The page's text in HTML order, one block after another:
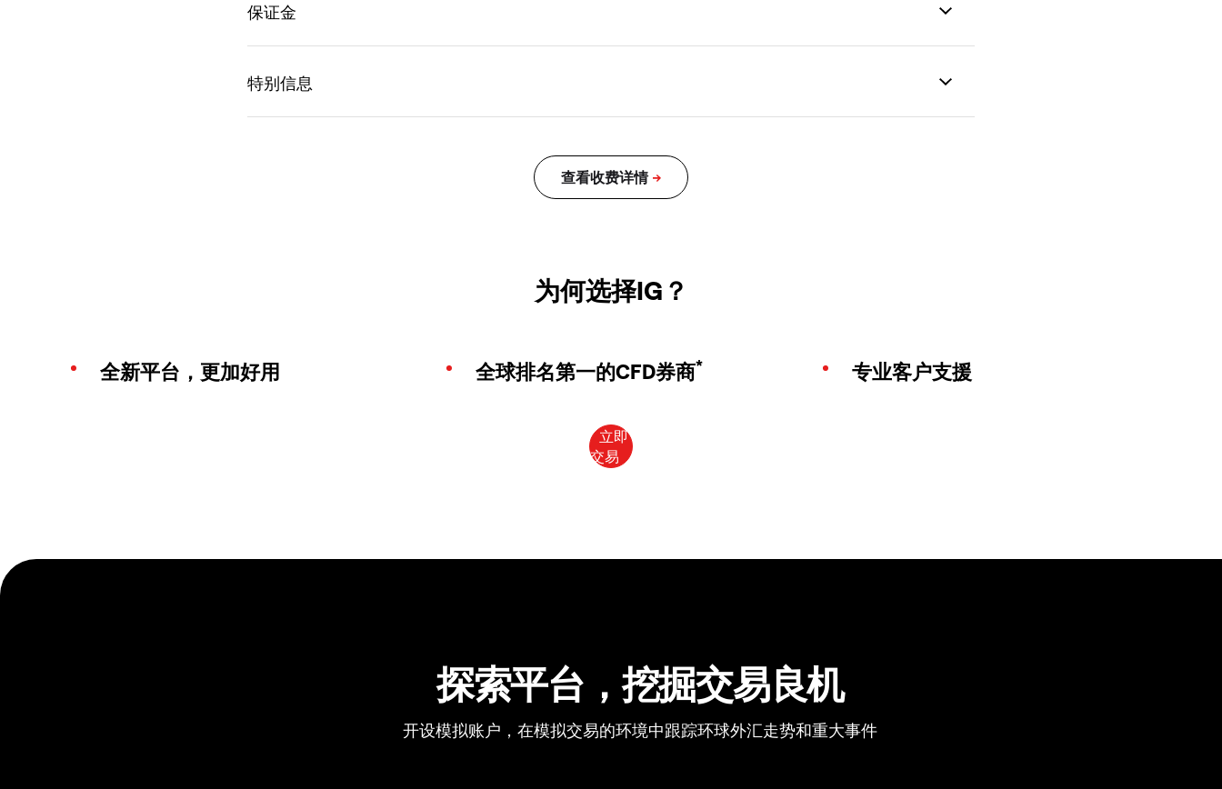
为何选择IG？
全新平台，更加好用 全球排名第一的CFD券商* 专业客户支援
探索平台，挖掘交易良机
开设模拟账户，在模拟交易的环境中跟踪环球外汇走势和重大事件